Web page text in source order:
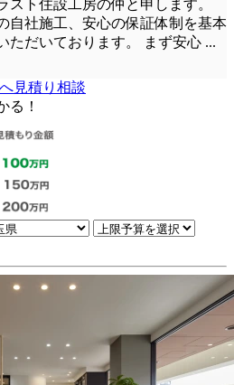
スト住設工房の仲と申します。
自社施工、安心の保証体制を基本
ただいております。 まず安心 ...
見積り相談
る！